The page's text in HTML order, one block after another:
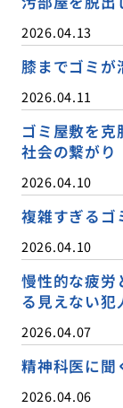
2026.04.13
膝までゴミが
2026.04.11
ゴミ屋敷を
社会の繋がり
2026.04.10
複雑すぎるゴ
2026.04.10
慢性的な疲労
る見えない犯
2026.04.07
精神科医に聞
2026.04.06